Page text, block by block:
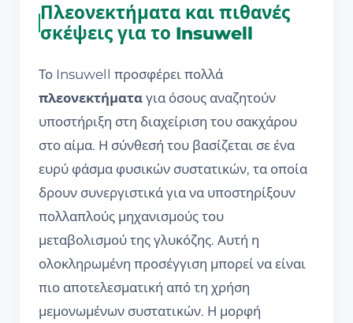
Πλεονεκτήματα και πιθανές
σκέψεις για το Insuwell
Το Insuwell προσφέρει πολλά
πλεονεκτήματα για όσους αναζητούν
υποστήριξη στη διαχείριση του σακχάρου
στο αίμα. Η σύνθεσή του βασίζεται σε ένα
ευρύ φάσμα φυσικών συστατικών, τα οποία
δρουν συνεργιστικά για να υποστηρίξουν
πολλαπλούς μηχανισμούς του
μεταβολισμού της γλυκόζης. Αυτή η
ολοκληρωμένη προσέγγιση μπορεί να είναι
πιο αποτελεσματική από τη χρήση
μεμονωμένων συστατικών. Η μορφή